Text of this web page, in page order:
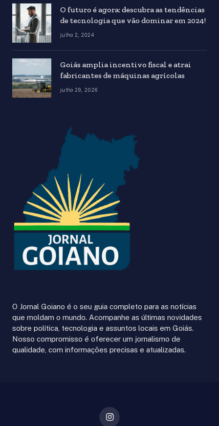
O futuro é agora: descubra as tendências
de tecnologia que vão dominar em 2024!
julho 2, 2024
Goiás amplia incentivo fiscal e atrai
fabricantes de máquinas agrícolas
julho 29, 2026
O Jornal Goiano é o seu guia completo para as notícias
que moldam o mundo. Acompanhe as últimas novidades
sobre política, tecnologia e assuntos locais em Goiás.
Nosso compromisso é oferecer um jornalismo de
qualidade, com informações precisas e atualizadas.
Instagram